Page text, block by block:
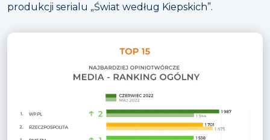
produkcji serialu „Świat według Kiepskich”.